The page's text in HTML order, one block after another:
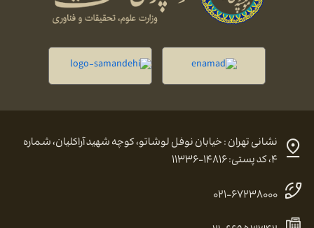
نشانی تهران : خیابان نوفل لوشاتو، کوچه شهید آراکلیان، شماره
۴، کد پستی: ۱۴۸۱۶-۱۱۳۳۶
۰۲۱-۶۷۲۳۸۰۰۰